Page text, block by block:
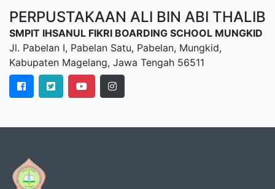
PERPUSTAKAAN ALI BIN ABI THALIB
SMPIT IHSANUL FIKRI BOARDING SCHOOL MUNGKID
Jl. Pabelan I, Pabelan Satu, Pabelan, Mungkid,
Kabupaten Magelang, Jawa Tengah 56511